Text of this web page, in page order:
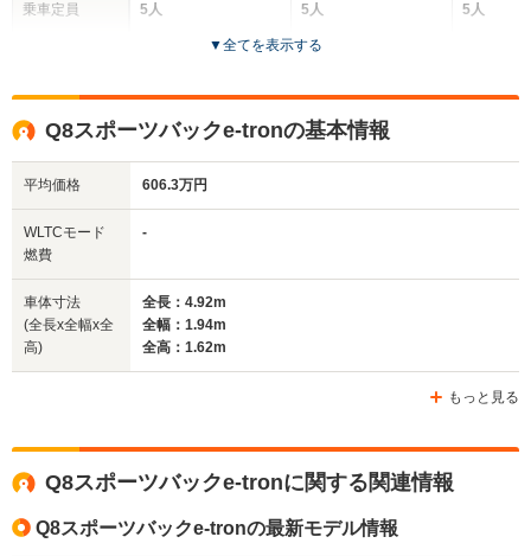
乗車定員
サイズ
(全長x全幅x全高)
WLTCモード
燃費
5人
全高
1.64m
5人
5ドア
全高
1.62m
5人
▼全てを表示する
Q8スポーツバックe-tronの基本情報
平均価格 606.3万円
WLTCモード
燃費
-
車体寸法
(全長x全幅x全
高)
全長：4.92m
全幅：1.94m
全高：1.62m
もっと見る
Q8スポーツバックe-tronに関する関連情報
Q8スポーツバックe-tronの最新モデル情報